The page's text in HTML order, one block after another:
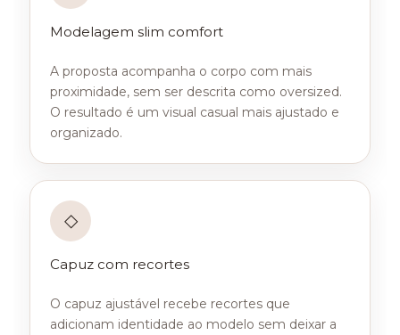
Modelagem slim comfort
A proposta acompanha o corpo com mais
proximidade, sem ser descrita como oversized.
O resultado é um visual casual mais ajustado e
organizado.
◇
Capuz com recortes
O capuz ajustável recebe recortes que
adicionam identidade ao modelo sem deixar a